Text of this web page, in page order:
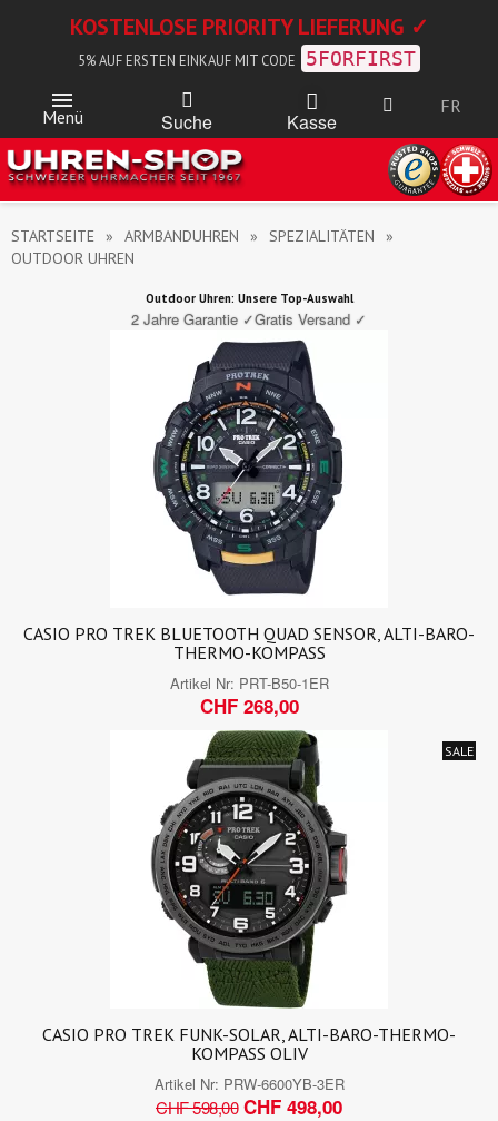
KOSTENLOSE PRIORITY LIEFERUNG ✓
5% AUF ERSTEN EINKAUF MIT CODE 5FORFIRST
Menü Suche Kasse
FR
STARTSEITE ARMBANDUHREN
SPEZIALITÄTEN
OUTDOOR UHREN
Outdoor Uhren: Unsere Top-Auswahl
2 Jahre Garantie ✓Gratis Versand ✓
CASIO PRO TREK BLUETOOTH QUAD SENSOR, ALTI-BARO-
THERMO-KOMPASS
Artikel Nr: PRT-B50-1ER
CHF 268,00
SALE
CASIO PRO TREK FUNK-SOLAR, ALTI-BARO-THERMO-
KOMPASS OLIV
Artikel Nr: PRW-6600YB-3ER
CHF 598,00 CHF 498,00